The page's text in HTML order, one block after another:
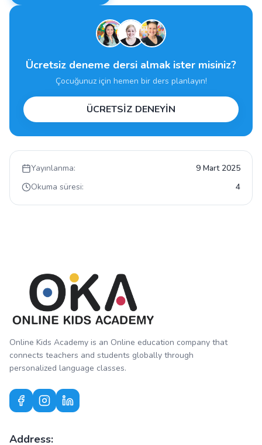
Ücretsiz deneme dersi almak ister misiniz?
Çocuğunuz için hemen bir ders planlayın!
ÜCRETSİZ DENEYİN
Yayınlanma:
9 Mart 2025
Okuma süresi:
4
Online Kids Academy is an Online education company that
connects teachers and students globally through
personalized language classes.
Address: